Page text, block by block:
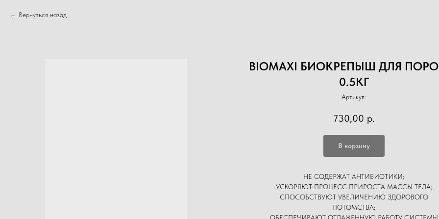
Вернуться назад
BIOMAXI БИОКРЕПЫШ ДЛЯ
0.5КГ
Артикул:
730,00 р.
В корзину
НЕ СОДЕРЖАТ АНТИБИОТИКИ;
УСКОРЯЮТ ПРОЦЕСС ПРИРОСТА МАССЫ ТЕЛА;
СПОСОБСТВУЮТ УВЕЛИЧЕНИЮ ЗДОРОВОГО
ПОТОМСТВА;